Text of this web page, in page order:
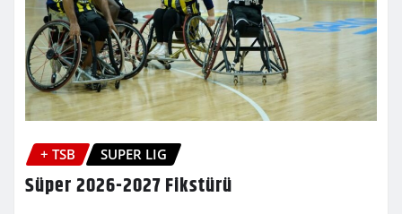
+ TSB SUPER LIG
Süper 2026-2027 Fikstürü